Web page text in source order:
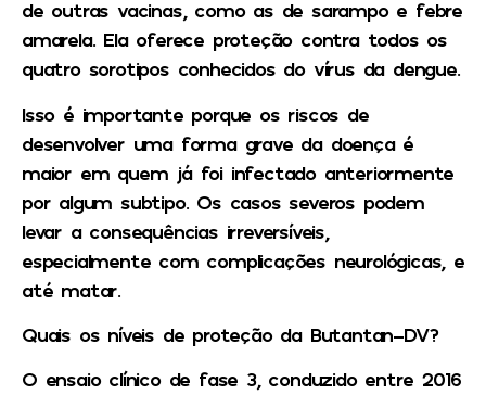
de outras vacinas, como as de sarampo e febre
amarela. Ela oferece proteção contra todos os
quatro sorotipos conhecidos do vírus da dengue.
Isso é importante porque os riscos de
desenvolver uma forma grave da doença é
maior em quem já foi infectado anteriormente
por algum subtipo. Os casos severos podem
levar a consequências irreversíveis,
especialmente com complicações neurológicas, e
até matar.
Quais os níveis de proteção da Butantan-DV?
O ensaio clínico de fase 3, conduzido entre 2016